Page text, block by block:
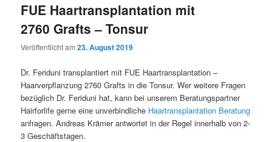
FUE Haartransplantation mit
2760 Grafts – Tonsur
Veröffentlicht am23. August 2019
Dr. Feriduni transplantiert mit FUE Haartransplantation –
Haarverpflanzung 2760 Grafts in die Tonsur. Wer weitere Fragen
bezüglich Dr. Feriduni hat, kann bei unserem Beratungspartner
Hairforlife gerne eine unverbindliche Haartransplantation Beratung
anfragen. Andreas Krämer antwortet in der Regel innerhalb von 2-
3 Geschäftstagen.